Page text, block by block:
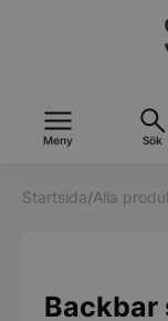
Meny Sök
Startsida/Alla
Backbar